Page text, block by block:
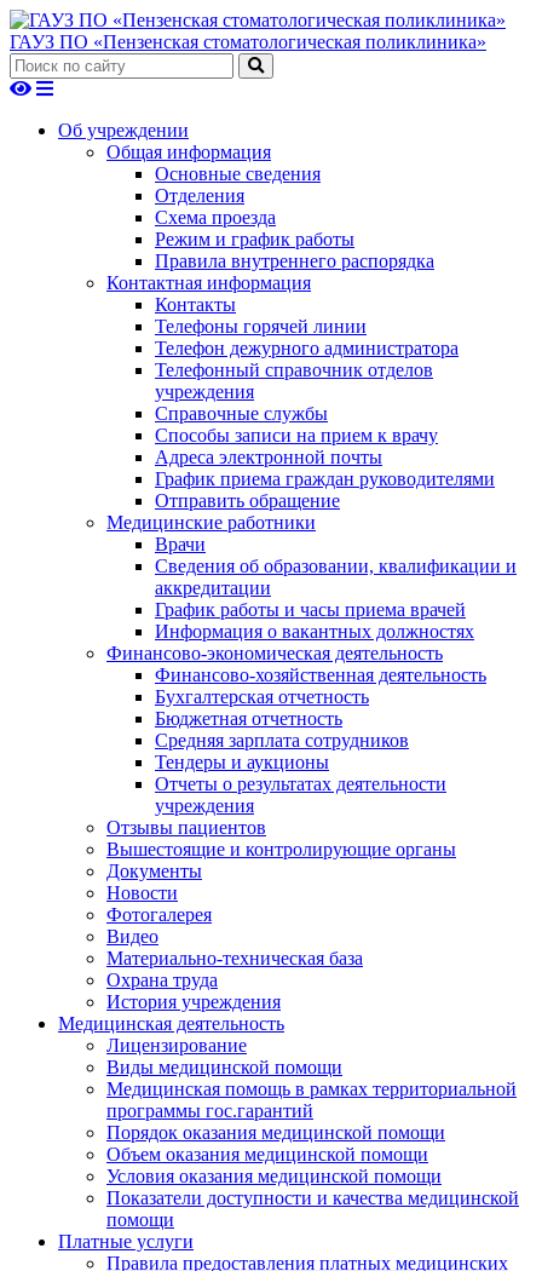
ГАУЗ ПО «Пензенская стоматологическая поликлиника»
Об учреждении
Общая информация
Основные сведения
Отделения
Схема проезда
Режим и график работы
Правила внутреннего распорядка
Контактная информация
Контакты
Телефоны горячей линии
Телефон дежурного администратора
Телефонный справочник отделов
учреждения
Справочные службы
Способы записи на прием к врачу
Адреса электронной почты
График приема граждан руководителями
Отправить обращение
Медицинские работники
Врачи
Сведения об образовании, квалификации и
аккредитации
График работы и часы приема врачей
Информация о вакантных должностях
Финансово-экономическая деятельность
Финансово-хозяйственная деятельность
Бухгалтерская отчетность
Бюджетная отчетность
Средняя зарплата сотрудников
Тендеры и аукционы
Отчеты о результатах деятельности
учреждения
Отзывы пациентов
Вышестоящие и контролирующие органы
Документы
Новости
Фотогалерея
Видео
Материально-техническая база
Охрана труда
История учреждения
Медицинская деятельность
Лицензирование
Виды медицинской помощи
Медицинская помощь в рамках территориальной
программы гос.гарантий
Порядок оказания медицинской помощи
Объем оказания медицинской помощи
Условия оказания медицинской помощи
Показатели доступности и качества медицинской
помощи
Платные услуги
Правила предоставления платных медицинских